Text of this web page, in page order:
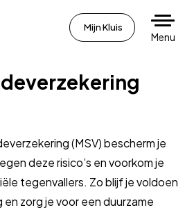
Mijn Kluis
Menu
(MSV) bescherm je
deze risico’s en voorkom je
tegenvallers. Zo blijf je voldoen
zorg je voor een duurzame